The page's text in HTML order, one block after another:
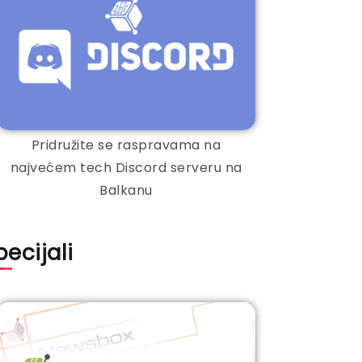
Pridružite se raspravama na
najvećem tech Discord serveru na
Balkanu